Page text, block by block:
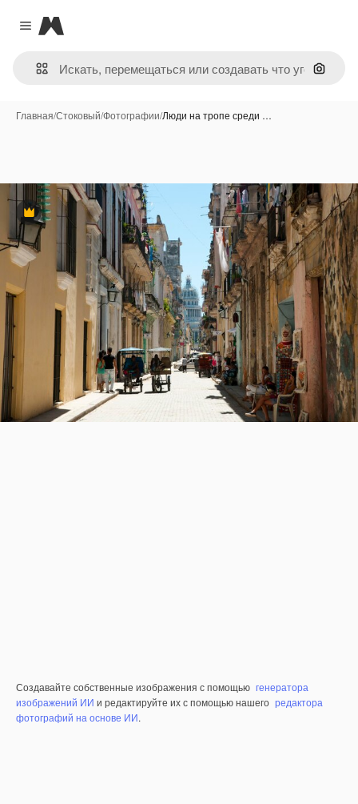
Close menu
Magnific
Поиск
Главная/Стоковый/Фотографии/Люди на тропе среди …
Премиум
Создавайте собственные изображения с помощью генератора
изображений ИИ и редактируйте их с помощью нашего редактора
фотографий на основе ИИ.